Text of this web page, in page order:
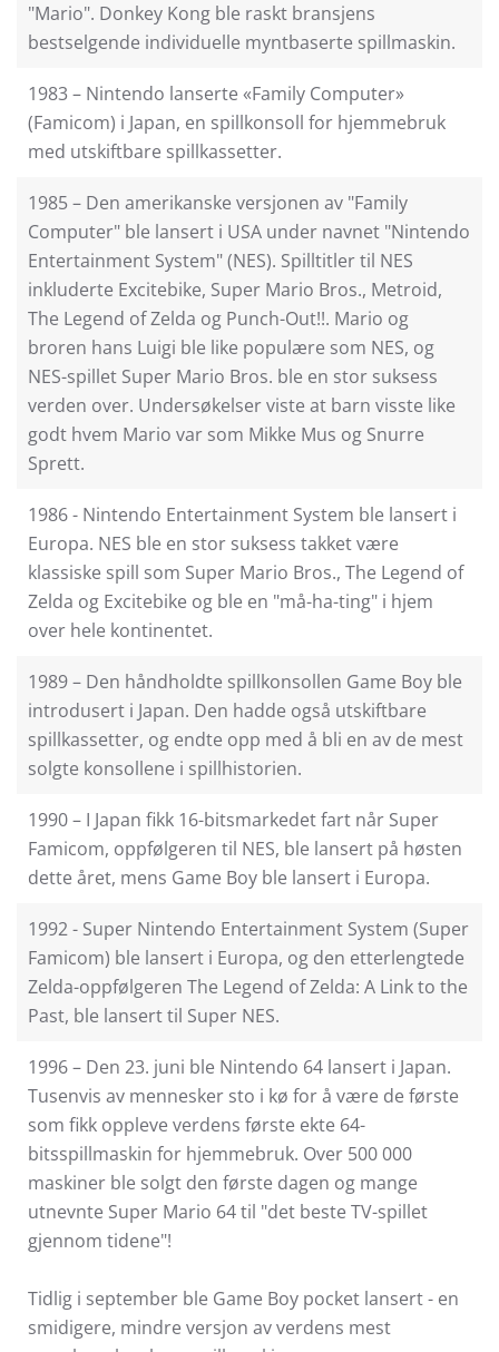
"Mario". Donkey Kong ble raskt bransjens
bestselgende individuelle myntbaserte spillmaskin.
1983 – Nintendo lanserte «Family Computer»
(Famicom) i Japan, en spillkonsoll for hjemmebruk
med utskiftbare spillkassetter.
1985 – Den amerikanske versjonen av "Family
Computer" ble lansert i USA under navnet "Nintendo
Entertainment System" (NES). Spilltitler til NES
inkluderte Excitebike, Super Mario Bros., Metroid,
The Legend of Zelda og Punch-Out!!. Mario og
broren hans Luigi ble like populære som NES, og
NES-spillet Super Mario Bros. ble en stor suksess
verden over. Undersøkelser viste at barn visste like
godt hvem Mario var som Mikke Mus og Snurre
Sprett.
1986 - Nintendo Entertainment System ble lansert i
Europa. NES ble en stor suksess takket være
klassiske spill som Super Mario Bros., The Legend of
Zelda og Excitebike og ble en "må-ha-ting" i hjem
over hele kontinentet.
1989 – Den håndholdte spillkonsollen Game Boy ble
introdusert i Japan. Den hadde også utskiftbare
spillkassetter, og endte opp med å bli en av de mest
solgte konsollene i spillhistorien.
1990 – I Japan fikk 16-bitsmarkedet fart når Super
Famicom, oppfølgeren til NES, ble lansert på høsten
dette året, mens Game Boy ble lansert i Europa.
1992 - Super Nintendo Entertainment System (Super
Famicom) ble lansert i Europa, og den etterlengtede
Zelda-oppfølgeren The Legend of Zelda: A Link to the
Past, ble lansert til Super NES.
1996 – Den 23. juni ble Nintendo 64 lansert i Japan.
Tusenvis av mennesker sto i kø for å være de første
som fikk oppleve verdens første ekte 64-
bitsspillmaskin for hjemmebruk. Over 500 000
maskiner ble solgt den første dagen og mange
utnevnte Super Mario 64 til "det beste TV-spillet
gjennom tidene"!
Tidlig i september ble Game Boy pocket lansert - en
smidigere, mindre versjon av verdens mest